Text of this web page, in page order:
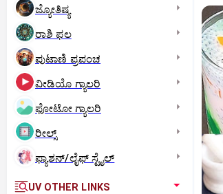
ಜ್ಯೋತಿಷ್ಯ
ರಾಶಿ ಫಲ
ಪುಟಾಣಿ ಪ್ರಪಂಚ
ವೀಡಿಯೊ ಗ್ಯಾಲರಿ
ಫೋಟೋ ಗ್ಯಾಲರಿ
ರೀಲ್ಸ್
ಫ್ಯಾಶನ್/ಲೈಫ್‌ ಸ್ಟೈಲ್
UV OTHER LINKS